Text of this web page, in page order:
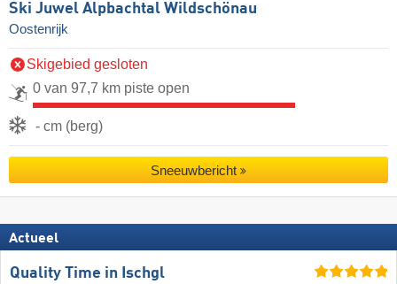
Ski Juwel Alpbachtal Wildschönau
Oostenrijk
Skigebied gesloten
0 van 97,7 km piste open
- cm (berg)
Sneeuwbericht
Actueel
Quality Time in Ischgl